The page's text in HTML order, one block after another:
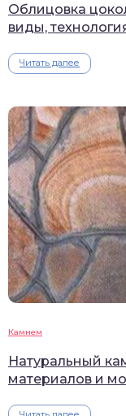
Облицовка
виды,
Читать далее
Камнем
Натуральный
материалов и